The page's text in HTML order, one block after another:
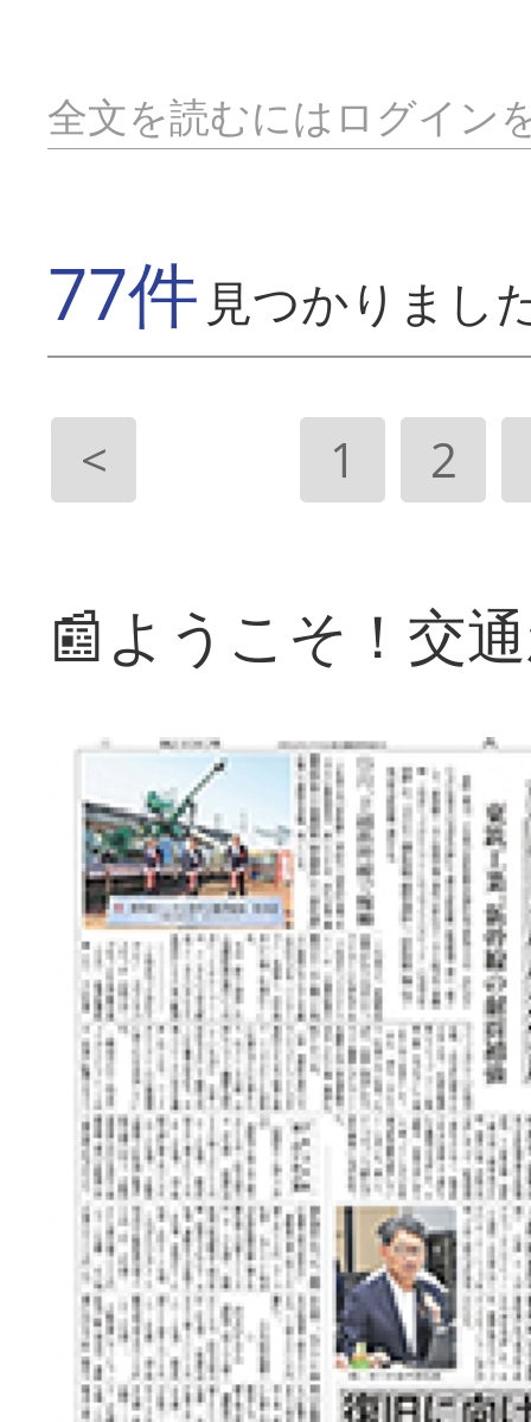
全文を読むにはログイン
77件 見つかりまし
< 1 2
📰ようこそ！交